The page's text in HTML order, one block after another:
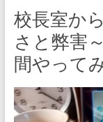
校長室か
さと弊害
間やって